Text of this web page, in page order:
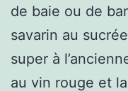
de baie ou de
savarin au
super à
au vin rouge et